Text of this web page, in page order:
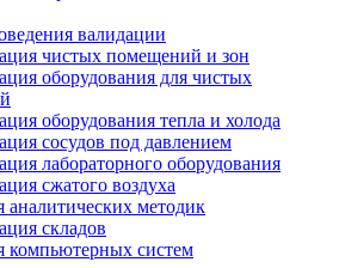
валидации
чистых помещений и зон
оборудования для чистых
оборудования тепла и холода
сосудов под давлением
лабораторного оборудования
сжатого воздуха
аналитических методик
складов
компьютерных систем